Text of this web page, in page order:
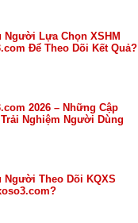
Người Lựa Chọn XSHM
Để Theo Dõi Kết Quả?
2026 – Những Cập
Nghiệm Người Dùng
Người Theo Dõi KQXS